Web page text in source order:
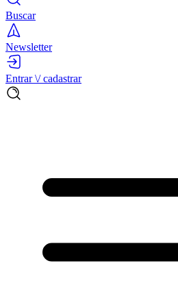
Buscar
Newsletter
Entrar \/ cadastrar